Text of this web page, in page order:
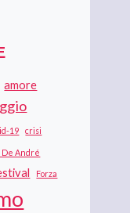
amore
19 crisi
De André
Forza